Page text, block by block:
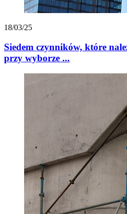
18/03/25
Siedem czynników, które
przy wyborze ...